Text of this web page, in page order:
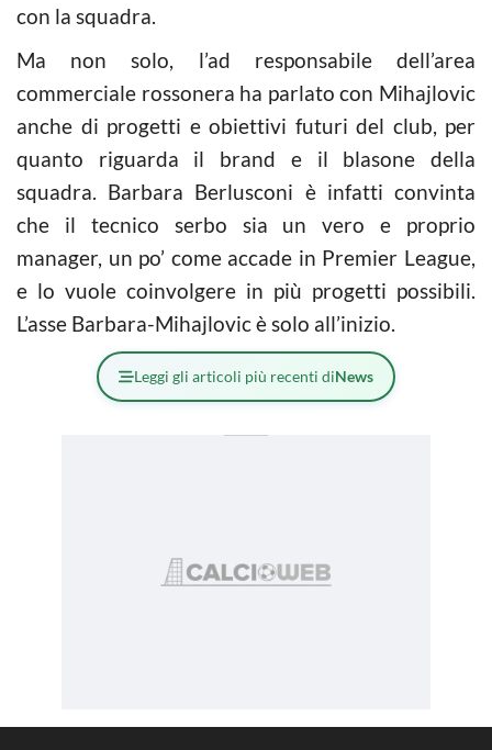
con la squadra.
Ma non solo, l’ad responsabile dell’area
commerciale rossonera ha parlato con Mihajlovic
anche di progetti e obiettivi futuri del club, per
quanto riguarda il brand e il blasone della
squadra. Barbara Berlusconi è infatti convinta
che il tecnico serbo sia un vero e proprio
manager, un po’ come accade in Premier League,
e lo vuole coinvolgere in più progetti possibili.
L’asse Barbara-Mihajlovic è solo all’inizio.
Leggi gli articoli più recenti diNews